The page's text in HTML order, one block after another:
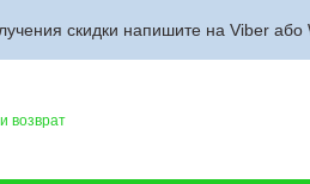
скидки напишите на Viber або
возврат